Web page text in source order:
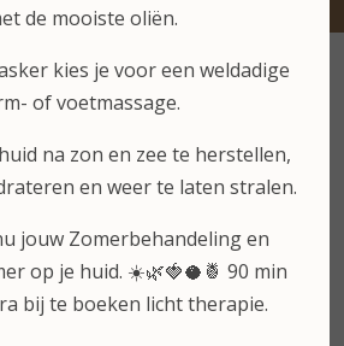
de mooiste oliën.
kies je voor een weldadige
of voetmassage.
na zon en zee te herstellen,
en weer te laten stralen.
jouw Zomerbehandeling en
op je huid. ☀️🌿🍓🥥🍍 90 min
bij te boeken licht therapie.